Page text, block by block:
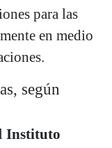
para las
en medio
según
Instituto